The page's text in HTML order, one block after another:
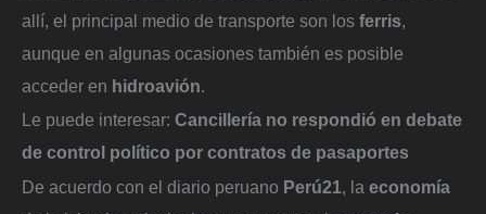
allí, el principal medio de transporte son los ferris
aunque en algunas ocasiones también es posible
acceder en hidroavión
Le puede interesar: Cancillería no respondió en debate
de control político por contratos de pasaportes
De acuerdo con el diario peruano Perú21, la economía